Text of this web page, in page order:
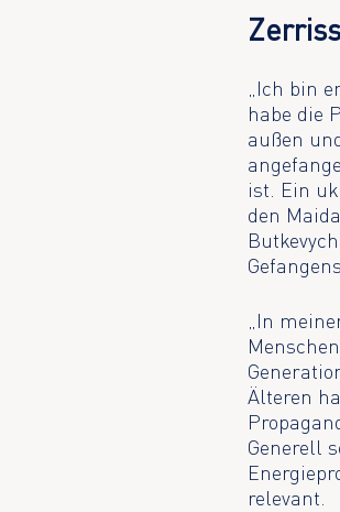
„Ich bin
habe die
außen
ist. Ein
den
„In
Älteren
Generell
relevant.